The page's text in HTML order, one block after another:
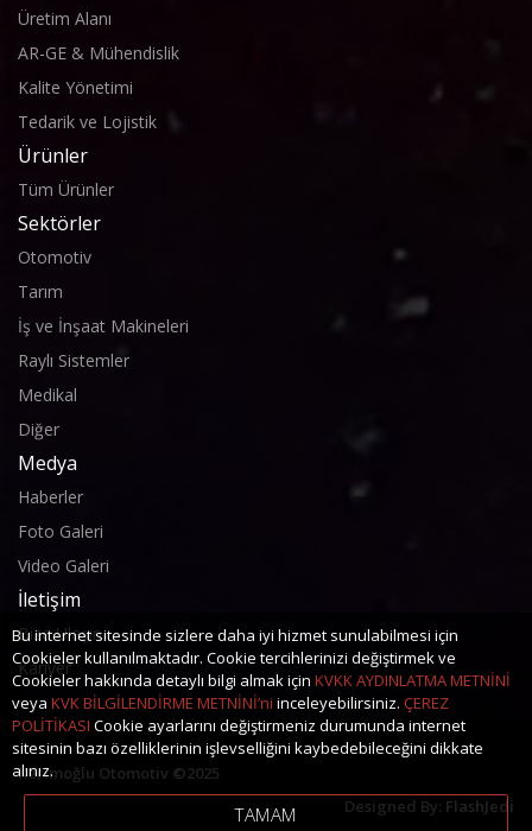
Üretim Alanı
AR-GE & Mühendislik
Kalite Yönetimi
Tedarik ve Lojistik
Ürünler
Tüm Ürünler
Sektörler
Otomotiv
Tarım
İş ve İnşaat Makineleri
Raylı Sistemler
Medikal
Diğer
Medya
Haberler
Foto Galeri
Video Galeri
İletişim
Bize Ulaşın
Kariyer
Kerimoğlu Otomotiv ©2025
Designed By: FlashJedi
Bu internet sitesinde sizlere daha iyi hizmet sunulabilmesi için
Cookieler kullanılmaktadır. Cookie tercihlerinizi değiştirmek ve
Cookieler hakkında detaylı bilgi almak için KVKK AYDINLATMA METNİNİ
veya KVK BİLGİLENDİRME METNİNİ’ni inceleyebilirsiniz. ÇEREZ
POLİTİKASI Cookie ayarlarını değiştirmeniz durumunda internet
sitesinin bazı özelliklerinin işlevselliğini kaybedebileceğini dikkate
alınız.
TAMAM